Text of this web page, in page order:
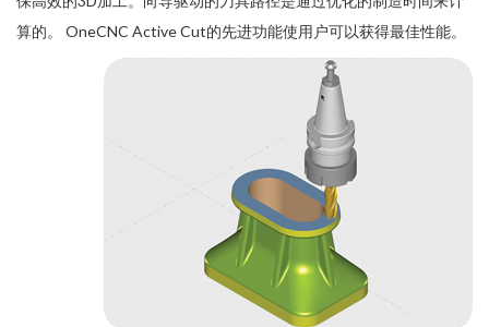
算的。 OneCNC Active Cut的先进功能使用户可以获得最佳性能。